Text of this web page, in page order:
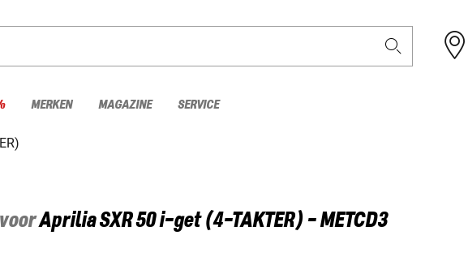
MERKEN MAGAZINE SERVICE
ApriliaSXR 50 i-get (4-TAKTER) - METCD3